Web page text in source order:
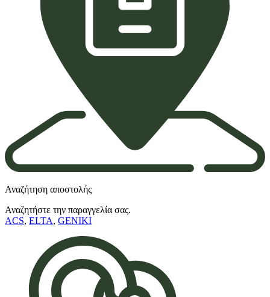
Αναζήτηση αποστολής
Αναζητήστε την παραγγελία σας.
ACS, ELTA, GENIKI